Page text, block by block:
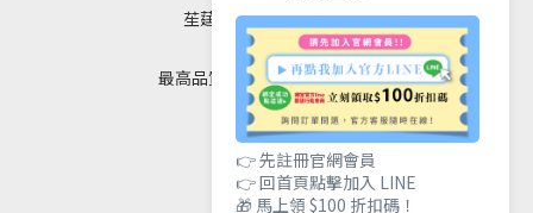
苼莛國際生技有限公司
✦ 四大堅持 ✦
最高品質｜安全｜健康｜美麗
聯絡我們
👉 先註冊官網會員
👉 回首頁點擊加入 LINE
🎁 馬上領 $100 折扣碼！